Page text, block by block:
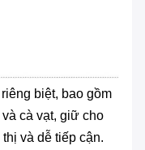
biệt, bao gồm
cà vạt, giữ cho
và dễ tiếp cận.